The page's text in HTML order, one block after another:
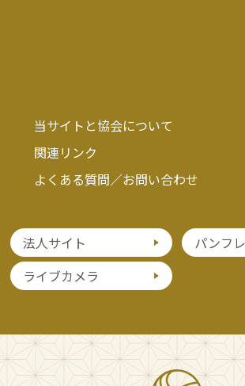
当サイトと協会について
関連リンク
よくある質問／お問い合わせ
法人サイト
パンフ
ライブカメラ